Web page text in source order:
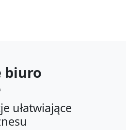
biuro
ułatwiające